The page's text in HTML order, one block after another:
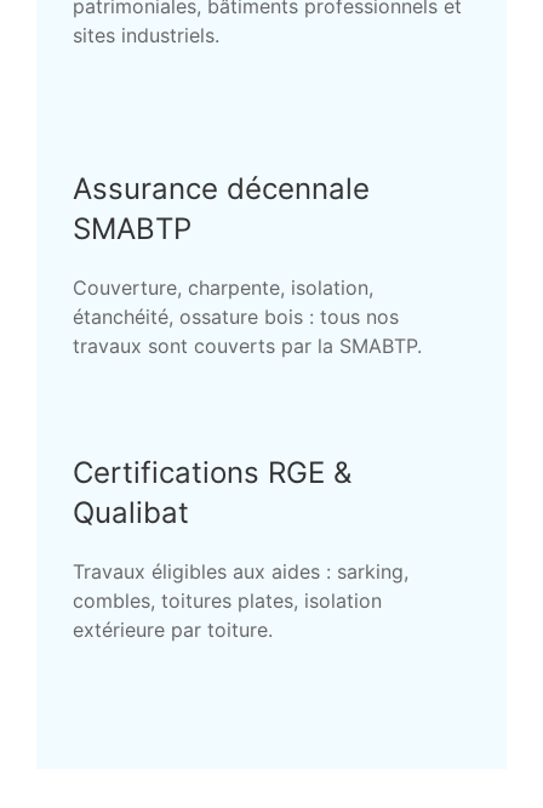
patrimoniales, bâtiments professionnels et
sites industriels.
Assurance décennale
SMABTP
Couverture, charpente, isolation,
étanchéité, ossature bois : tous nos
travaux sont couverts par la SMABTP.
Certifications RGE &
Qualibat
Travaux éligibles aux aides : sarking,
combles, toitures plates, isolation
extérieure par toiture.